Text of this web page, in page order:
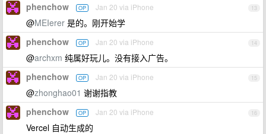
13
phenchow OP Jan 20 via iPhone
@MEIerer 是的。刚开始学
14
phenchow OP Jan 20 via iPhone
@archxm 纯属好玩儿。没有接入广告。
15
phenchow OP Jan 20 via iPhone
@zhonghao01 谢谢指教
16
phenchow OP Jan 20 via iPhone
Vercel 自动生成的